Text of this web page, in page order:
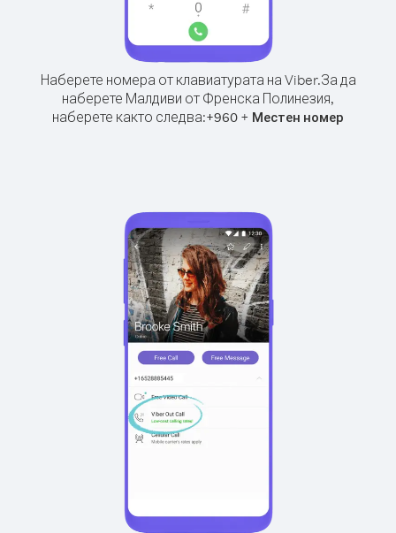
Наберете номера от клавиатурата на Viber.За да
наберете Малдиви от Френска Полинезия,
наберете както следва:+960 + Местен номер